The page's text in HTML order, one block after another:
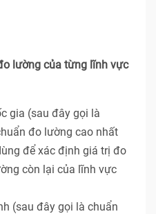
lường của từng lĩnh vực
gia (sau đây gọi là
đo lường cao nhất
để xác định giá trị đo
còn lại của lĩnh vực
(sau đây gọi là chuẩn